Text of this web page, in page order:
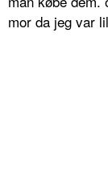
mor da jeg var